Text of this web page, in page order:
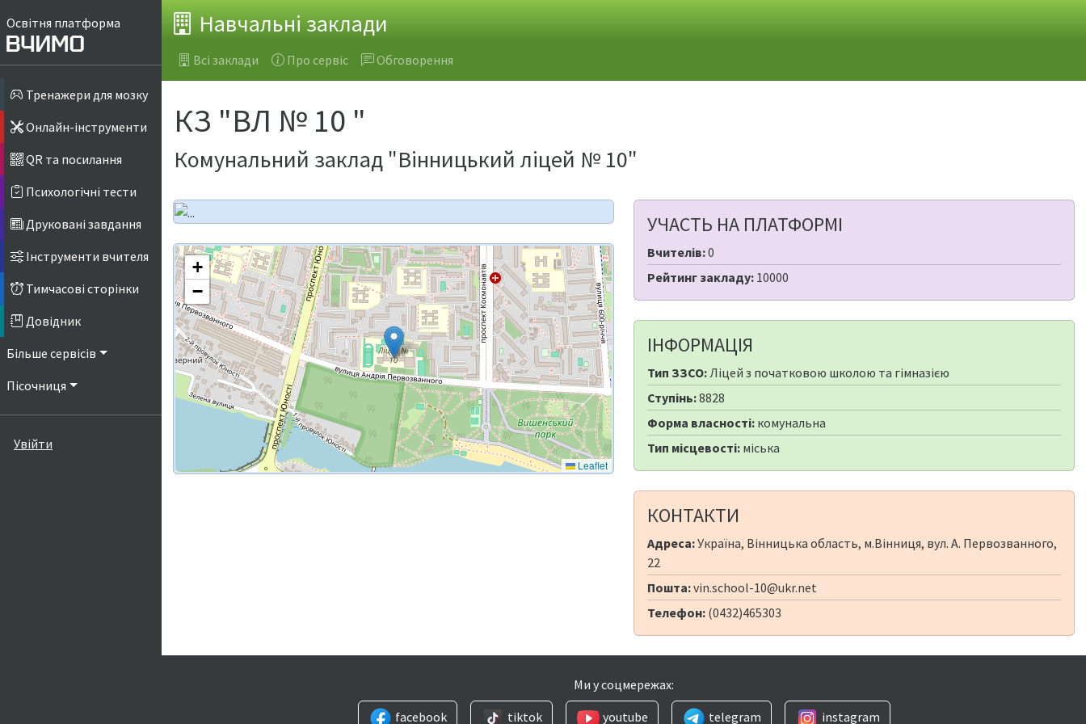
Освітня платформа
Тренажери для мозку
Онлайн-інструменти
QR та посилання
Психологічні тести
Друковані завдання
Інструменти вчителя
Тимчасові сторінки
Довідник
Більше сервісів
Пісочниця
Увійти
Навчальні заклади
Всі заклади Про сервіс Обговорення
КЗ "ВЛ № 10 "
Комунальний заклад "Вінницький ліцей № 10"
+
−
Leaflet
УЧАСТЬ НА ПЛАТФОРМІ
Вчителів:0
Рейтинг закладу: 10000
ІНФОРМАЦІЯ
Тип ЗЗСО:Ліцей з початковою школою та гімназією
Ступінь:8828
Форма власності: комунальна
Тип місцевості: міська
КОНТАКТИ
Адреса:Україна, Вінницька область, м.Вінниця, вул. А. Первозванного,
22
Пошта:vin.school-10@ukr.net
Телефон: (0432)465303
Ми у соцмережах:
facebook
tiktok youtube telegram instagram